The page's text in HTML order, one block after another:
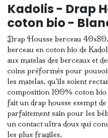
Kadolis - Drap
coton bio -
Drap Housse berceau
berceau en coton bio de
aux matelas des berceaux et
coins préformés pour
les matelas, qu’ils soient
composition 100% coton bio
fait un drap housse exempt
parfaitement sain pour les
un contact ultra doux qui
les plus fragiles.